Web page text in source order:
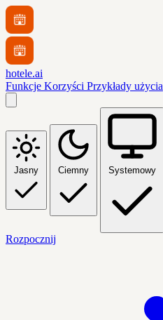
hotele.ai
Funkcje Korzyści Przykłady użycia
Jasny Ciemny Systemowy
Rozpocznij